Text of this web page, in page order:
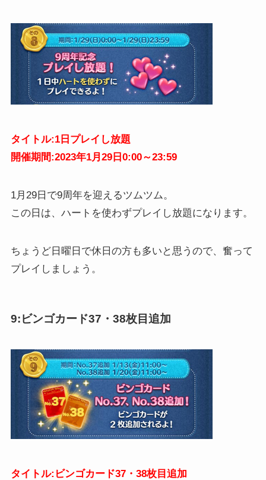
タイトル:1日プレイし放題
開催期間:2023年1月29日0:00～23:59
1月29日で9周年を迎えるツムツム。
この日は、ハートを使わずプレイし放題になります。
ちょうど日曜日で休日の方も多いと思うので、奮って
プレイしましょう。
9:ビンゴカード37・38枚目追加
タイトル:ビンゴカード37・38枚目追加